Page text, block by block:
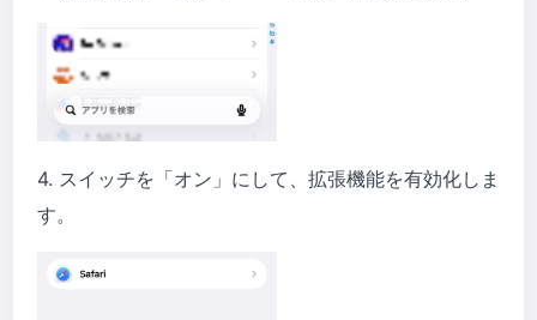
4. スイッチを「オン」にして、拡張機能を有効化しま
す。